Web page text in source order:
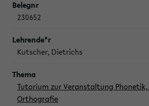
230652
Kutscher, Dietrichs
Tutorium zur Veranstaltung Phonetik,
Orthografie